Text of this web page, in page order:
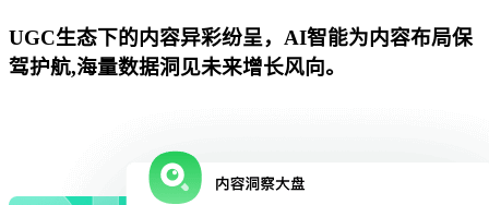
UGC生态下的内容异彩纷呈，AI智能为内容布局保
驾护航,海量数据洞见未来增长风向。